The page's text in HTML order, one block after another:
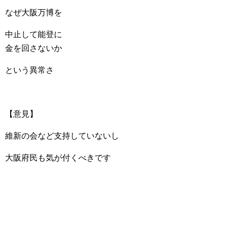
なぜ大阪万博を
中止して能登に
金を回さないか
という異常さ
【意見】
維新の会など支持していないし
大阪府民も気が付くべきです